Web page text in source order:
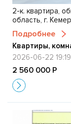
2-к. квартира,
область, г.
Подробнее
Квартиры,
2026-06-22
2 560 000 Р